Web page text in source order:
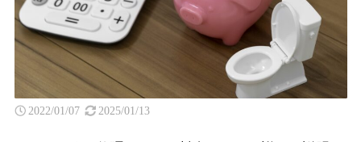
2022/01/07 2025/01/13